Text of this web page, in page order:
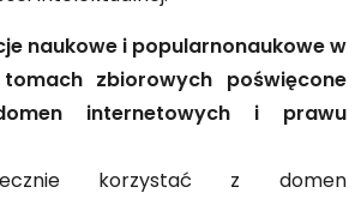
naukowe i popularnonaukowe w
zbiorowych poświęcone
internetowych i prawu
korzystać z domen